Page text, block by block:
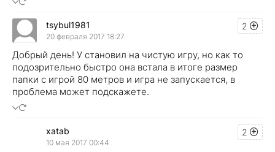
2
tsybul1981
20 февраля 2017 18:27
Добрый день! У становил на чистую игру, но как то
подозрительно быстро она встала в итоге размер
папки с игрой 80 метров и игра не запускается, в
проблема может подскажете.
2
xatab
10 мая 2017 00:44